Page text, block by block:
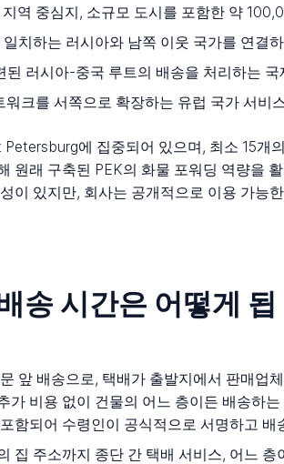
역 중심지, 소규모 도시를 포함한 약
치하는 러시아와 남쪽 이웃 국가를 연결
된 러시아-중국 루트의 배송을 처리하는 국
크를 서쪽으로 확장하는 유럽 국가 서비
에 집중되어 있으며, 최소 15개
원래 구축된 PEK의 화물 포워딩 역량을
이 있지만, 회사는 공개적으로 이용 가능
송 시간은 어떻게 됩
앞 배송으로, 택배가 출발지에서 판매업
가 비용 없이 건물의 어느 층이든 배송하
함되어 수령인이 공식적으로 서명하고
집 주소까지 종단 간 택배 서비스, 어느 층